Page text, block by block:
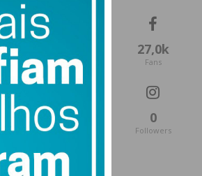
27,0k
Fans
0
Followers